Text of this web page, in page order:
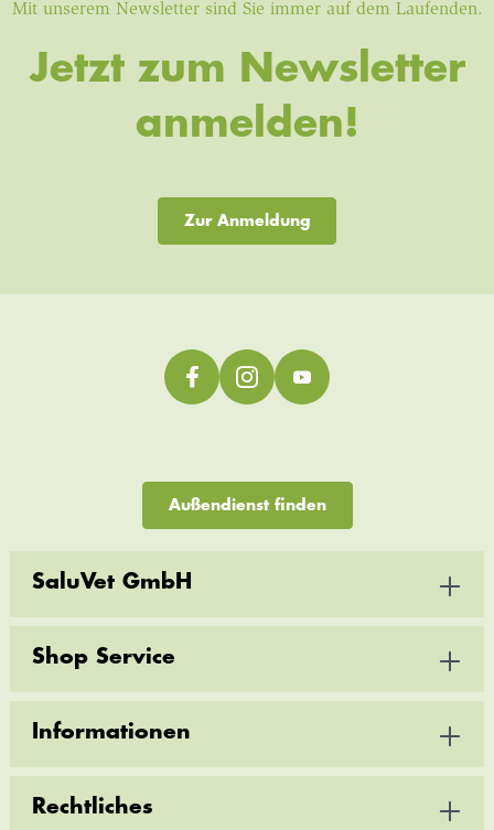
Mit unserem Newsletter sind Sie immer auf dem Laufenden.
Jetzt zum Newsletter
anmelden!
Zur Anmeldung
Außendienst finden
SaluVet GmbH
Shop Service
Informationen
Rechtliches